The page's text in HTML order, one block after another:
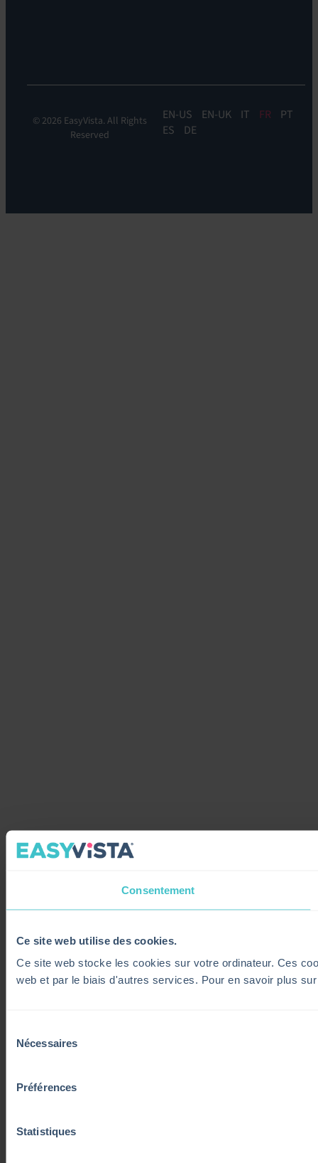
Consentement
Ce site web utilise des cookies.
Ce site web stocke les cookies sur votre ordinateur. Ces
web et par le biais d'autres services. Pour en savoir plus
Nécessaires
Préférences
Statistiques
© 2026 EasyVista. All Rights
Reserved
EN EN-UK IT FR
PT
ES
DE